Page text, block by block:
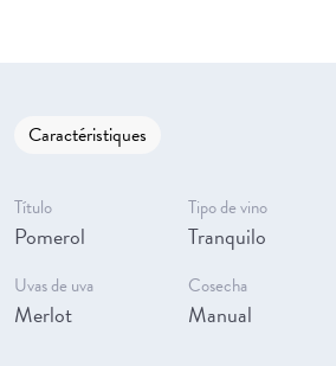
Caractéristiques
Título
Pomerol
Tipo de vino
Tranquilo
Uvas de uva
Merlot
Cosecha
Manual